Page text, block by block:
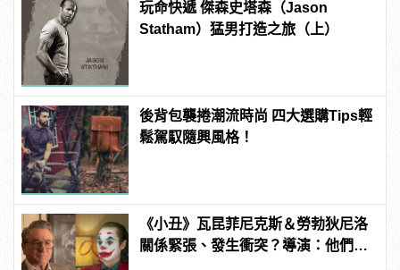
玩命快遞 傑森史塔森（Jason
Statham）猛男打造之旅（上）
後背包襲捲潮流時尚 四大選購Tips輕
鬆駕馭隨興風格！
《小丑》瓦昆菲尼克斯＆勞勃狄尼洛
關係緊張、發生衝突？導演：他們在